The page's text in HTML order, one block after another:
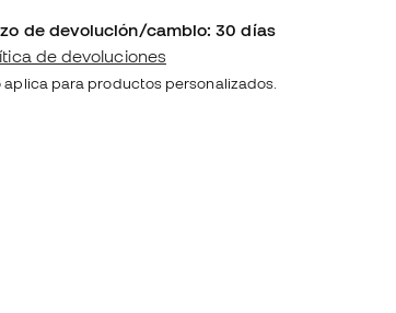
de devolución/cambio: 30 días
de devoluciones
aplica para productos personalizados.